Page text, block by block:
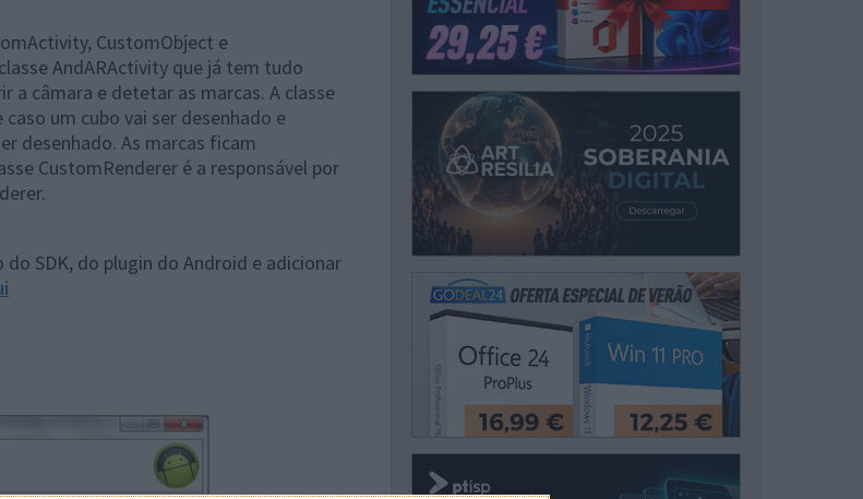
CustomObject e
AndARActivity que já tem tudo
a câmara e detetar as marcas. A classe
um cubo vai ser desenhado e
desenhado. As marcas ficam
CustomRenderer é a responsável por
do SDK, do plugin do Android e adicionar